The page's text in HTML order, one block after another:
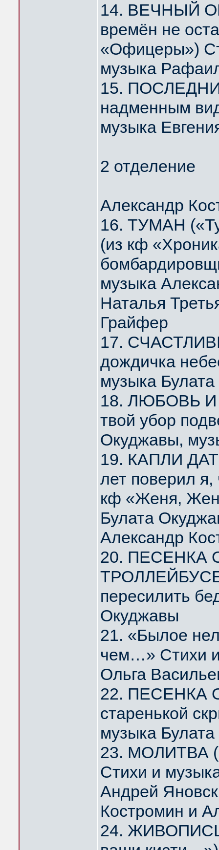
14. ВЕЧНЫЙ
времён не
«Офицеры»)
музыка
15.
надменным
музыка
2 отделение
Александр
16. ТУМАН
(из кф
музыка
Наталья
Грайфер
17.
дождичка
музыка
18. ЛЮБОВЬ И
твой убор
Окуджавы,
19. КАПЛИ
лет поверил
кф «Женя,
Булата
Александр
20.
ТРОЛЛЕЙБУСЕ
пересилить
Окуджавы
21. «Былое
чем…» Стихи
Ольга
22. ПЕСЕНКА
старенькой
музыка
23. МОЛИТВА
Стихи и
Андрей
Костромин и
24.